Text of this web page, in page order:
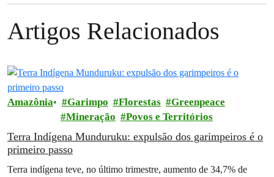
Artigos Relacionados
Amazônia Garimpo Florestas
Greenpeace
Mineração
Povos e Territórios
Terra Indígena Munduruku: expulsão dos garimpeiros é o
primeiro passo
Terra indígena teve, no último trimestre, aumento de 34,7% de